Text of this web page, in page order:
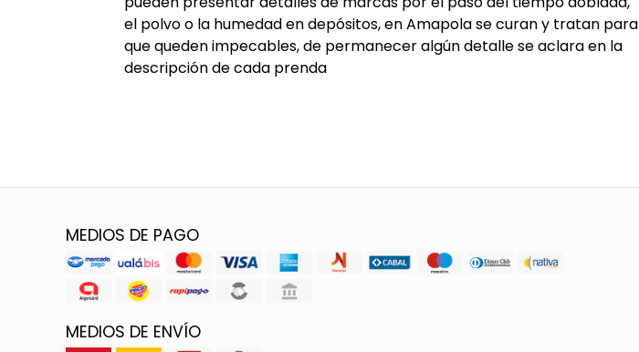
el polvo o la humedad en depósitos, en Amapola se curan y tratan para
que queden impecables, de permanecer algún detalle se aclara en la
descripción de cada prenda
MEDIOS DE PAGO
MEDIOS DE ENVÍO